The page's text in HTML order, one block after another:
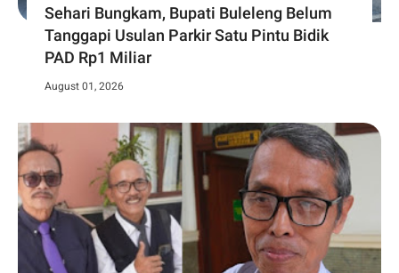
Sehari Bungkam, Bupati Buleleng Belum
Tanggapi Usulan Parkir Satu Pintu Bidik
PAD Rp1 Miliar
August 01, 2026